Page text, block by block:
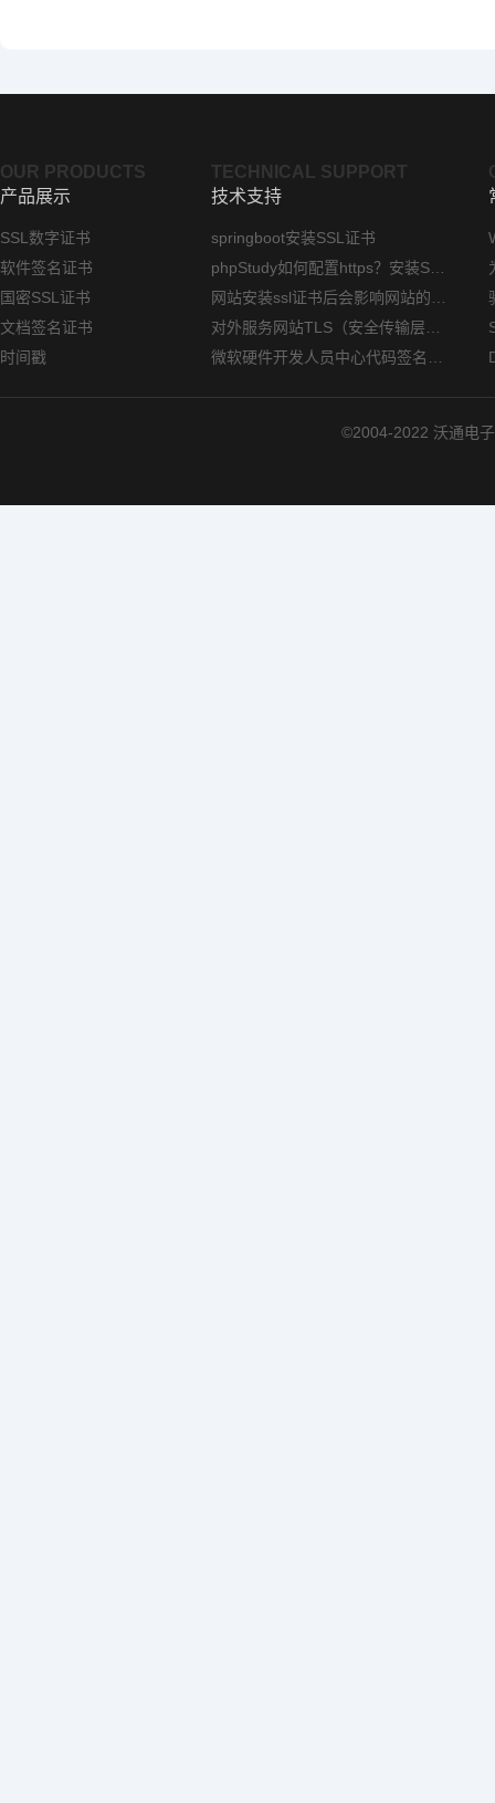
OUR PRODUCTS
产品展示
SSL数字证书
软件签名证书
国密SSL证书
文档签名证书
时间戳
TECHNICAL SUPPORT
技术支持
springboot安装SSL证书
©2004-2022 沃通电